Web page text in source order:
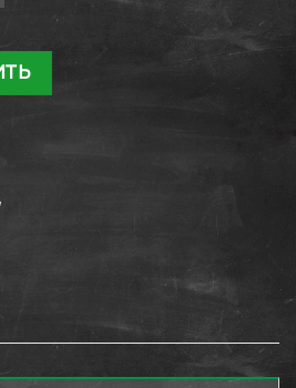
Dead Horse Needls (Хвоя, 100 г)